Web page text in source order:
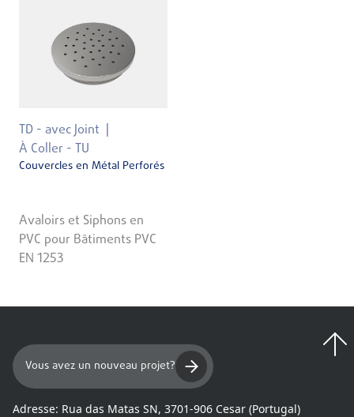
TD - avec Joint
À Coller - TU
Couvercles en Métal Perforés
Avaloirs et Siphons en
PVC pour Bâtiments PVC
EN 1253
Vous avez un nouveau projet?
Adresse: Rua das Matas SN, 3701-906 Cesar (Portugal)